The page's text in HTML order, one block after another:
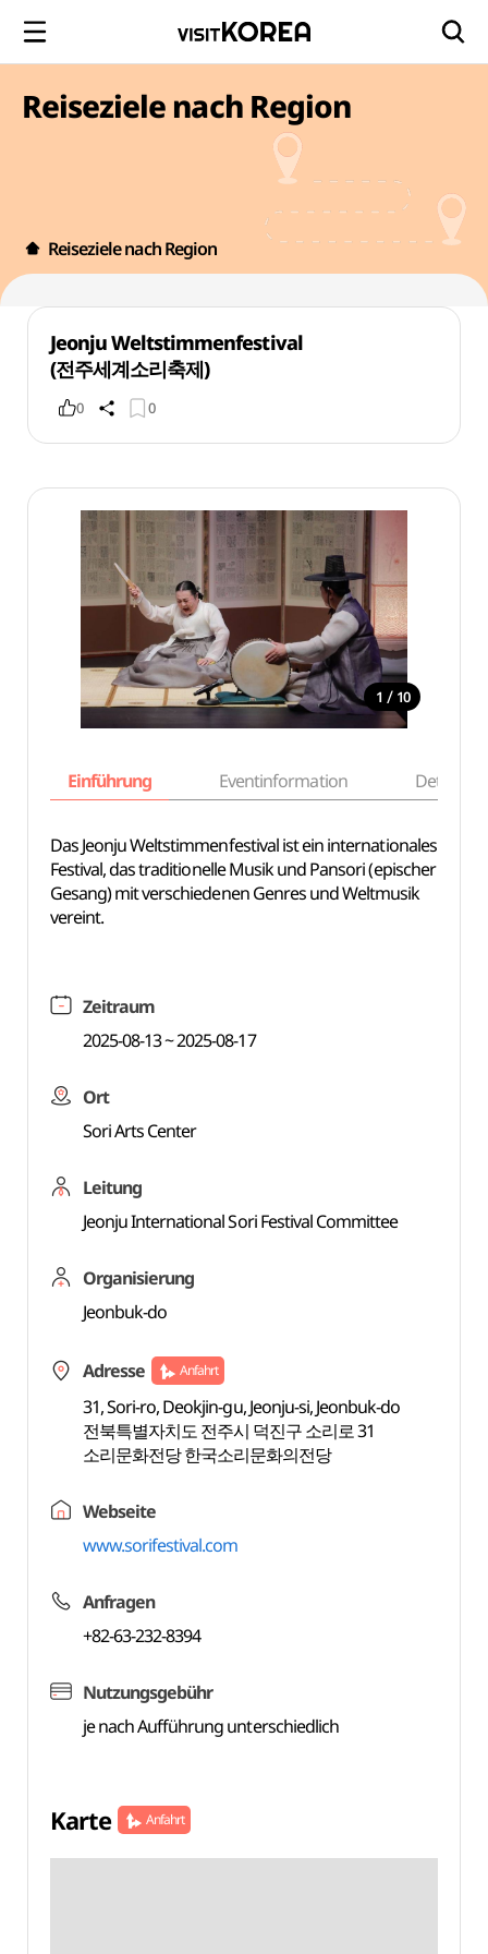
Reiseziele nach Region
Reiseziele nach Region
Jeonju Weltstimmenfestival
(전주세계소리축제)
0 0
1 / 10
Einführung Eventinformation Details
Das Jeonju Weltstimmenfestival ist ein internationales
Festival, das traditionelle Musik und Pansori (epischer
Gesang) mit verschiedenen Genres und Weltmusik
vereint.
Zeitraum
2025-08-13 ~ 2025-08-17
Ort
Sori Arts Center
Leitung
Jeonju International Sori Festival Committee
Organisierung
Jeonbuk-do
Adresse Anfahrt
31, Sori-ro, Deokjin-gu, Jeonju-si, Jeonbuk-do
전북특별자치도 전주시 덕진구 소리로 31
소리문화전당 한국소리문화의전당
Webseite
www.sorifestival.com
Anfragen
+82-63-232-8394
Nutzungsgebühr
je nach Aufführung unterschiedlich
Karte Anfahrt